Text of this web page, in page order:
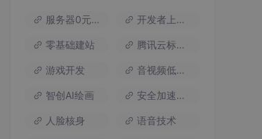
服务器0元试用 开发者上云包
零基础建站 腾讯云标杆案例
游戏开发 音视频低代码
智创AI绘画 安全加速流量
人脸核身 语音技术